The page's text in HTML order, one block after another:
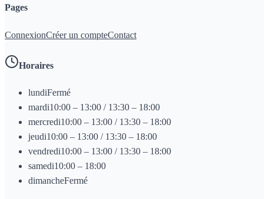
Pages
ConnexionCréer un compteContact
Horaires
lundiFermé
mardi10:00 – 13:00 / 13:30 – 18:00
mercredi10:00 – 13:00 / 13:30 – 18:00
jeudi10:00 – 13:00 / 13:30 – 18:00
vendredi10:00 – 13:00 / 13:30 – 18:00
samedi10:00 – 18:00
dimancheFermé